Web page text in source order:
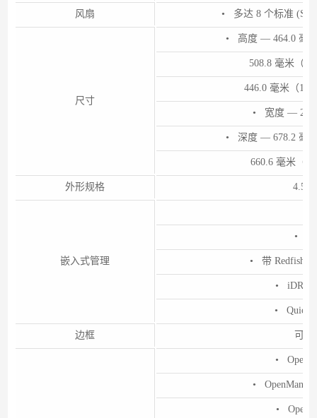
风扇 • 多达 8 个标准
尺寸
• 高度 — 464.0 毫
508.8 毫米（
446.0 毫米（
• 宽度 —
• 深度 — 678.2 毫
660.6 毫米（
外形规格 4.5U
嵌入式管理
•
• 带 Redfish
• iDRAC
• Quick
边框 可
•
•
•